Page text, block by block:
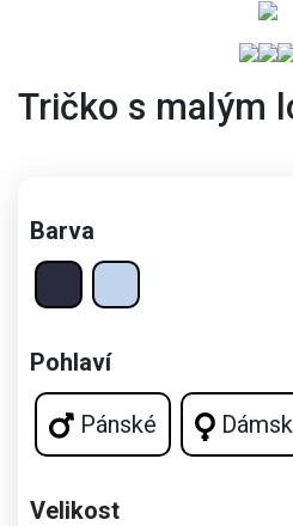
Tričko s malým
Barva
Pohlaví
Pánské
Velikost